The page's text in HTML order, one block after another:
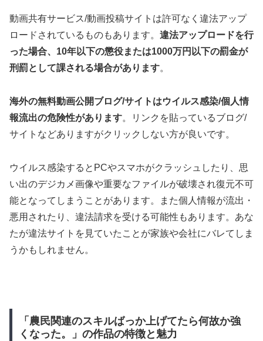
動画共有サービス/動画投稿サイトは許可なく違法アップ
ロードされているものもあります。 違法アップロードを行
った場合、10年以下の懲役または1000万円以下の罰金が
刑罰として課される場合があります。
海外の無料動画公開ブログ/サイトはウイルス感染/個人情
報流出の危険性があります。リンクを貼っているブログ/
サイトなどありますがクリックしない方が良いです。
ウイルス感染するとPCやスマホがクラッシュしたり、思
い出のデジカメ画像や重要なファイルが破壊され復元不可
能となってしまうことがあります。また個人情報が流出・
悪用されたり、違法請求を受ける可能性もあります。あな
たが違法サイトを見ていたことが家族や会社にバレてしま
うかもしれません。
「農民関連のスキルばっか上げてたら何故か強
くなった。」の作品の特徴と魅力